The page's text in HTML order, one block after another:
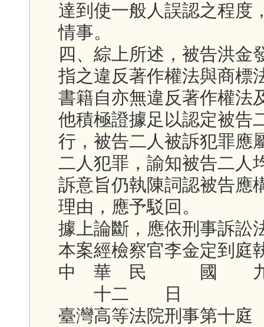
達到使一般人誤認之程度
情事。
四、綜上所述，被告洪金
指之違反著作權法與商標
書籍自亦無違反著作權法
他積極證據足以認定被告
行，被告二人被訴犯罪應
二人犯罪，諭知被告二人
訴意旨仍執陳詞認被告應
理由，應予駁回。
據上論斷，應依刑事訴訟
本案經檢察官李金定到庭
中 華 民 國
十二 日
臺灣高等法院刑事第十庭